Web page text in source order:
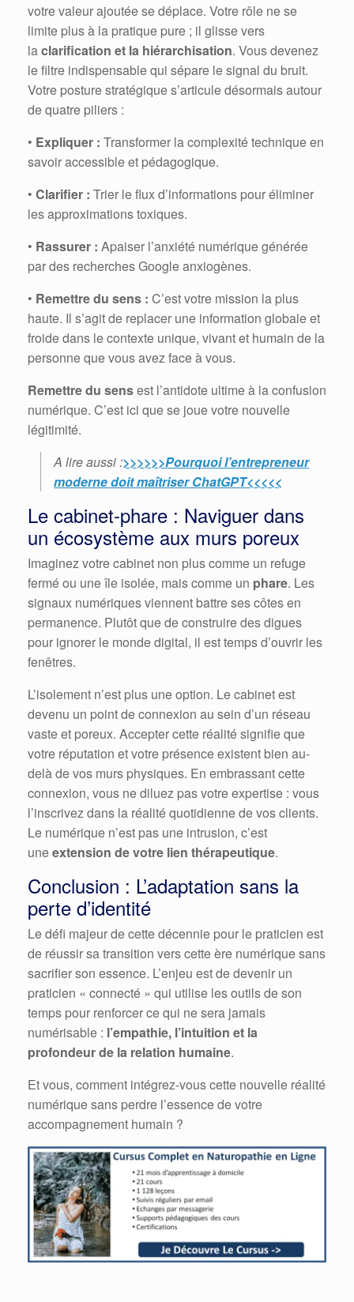
votre valeur ajoutée se déplace. Votre rôle ne se
limite plus à la pratique pure ; il glisse vers
laclarification et la hiérarchisation. Vous devenez
le filtre indispensable qui sépare le signal du bruit.
Votre posture stratégique s’articule désormais autour
de quatre piliers :
• Expliquer : Transformer la complexité technique en
savoir accessible et pédagogique.
• Clarifier : Trier le flux d’informations pour éliminer
les approximations toxiques.
• Rassurer : Apaiser l’anxiété numérique générée
par des recherches Google anxiogènes.
• Remettre du sens : C’est votre mission la plus
haute. Il s’agit de replacer une information globale et
froide dans le contexte unique, vivant et humain de la
personne que vous avez face à vous.
Remettre du sensest l’antidote ultime à la confusion
numérique. C’est ici que se joue votre nouvelle
légitimité.
A lire aussi :>>>>>>Pourquoi l’entrepreneur
moderne doit maîtriser ChatGPT<<<<<
Le cabinet-phare : Naviguer dans
un écosystème aux murs poreux
Imaginez votre cabinet non plus comme un refuge
fermé ou une île isolée, mais comme un phare. Les
signaux numériques viennent battre ses côtes en
permanence. Plutôt que de construire des digues
pour ignorer le monde digital, il est temps d’ouvrir les
fenêtres.
L’isolement n’est plus une option. Le cabinet est
devenu un point de connexion au sein d’un réseau
vaste et poreux. Accepter cette réalité signifie que
votre réputation et votre présence existent bien au-
delà de vos murs physiques. En embrassant cette
connexion, vous ne diluez pas votre expertise : vous
l’inscrivez dans la réalité quotidienne de vos clients.
Le numérique n’est pas une intrusion, c’est
uneextension de votre lien thérapeutique.
Conclusion : L’adaptation sans la
perte d’identité
Le défi majeur de cette décennie pour le praticien est
de réussir sa transition vers cette ère numérique sans
sacrifier son essence. L’enjeu est de devenir un
praticien « connecté » qui utilise les outils de son
temps pour renforcer ce qui ne sera jamais
numérisable : l’empathie, l’intuition et la
profondeur de la relation humaine.
Et vous, comment intégrez-vous cette nouvelle réalité
numérique sans perdre l’essence de votre
accompagnement humain ?